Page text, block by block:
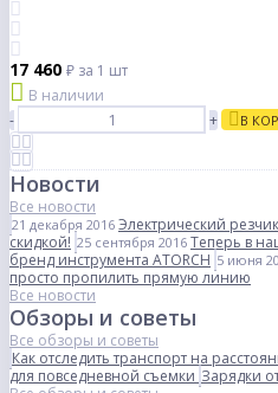
17 460 ₽ за 1 шт
В наличии
-
+ В
Новости
Все новости
21 декабря 2016 Электрический
скидкой! 25 сентября 2016 Теперь в
бренд инструмента ATORCH 5 июня
просто пропилить прямую линию
Все новости
Обзоры и советы
Все обзоры и советы
Как отследить транспорт на
для повседневной съемки Зарядки